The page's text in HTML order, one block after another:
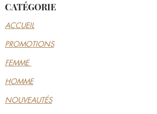
en métal ; détails de couleur
assortie
CATÉGORIE
ACCUEIL
PROMOTIONS
FEMME
HOMME
NOUVEAUTÉS